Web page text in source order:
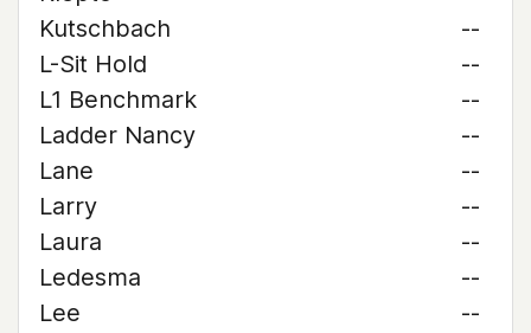
Kutschbach
--
L-Sit Hold
--
L1 Benchmark
--
Ladder Nancy
--
Lane
--
Larry
--
Laura
--
Ledesma
--
Lee
--